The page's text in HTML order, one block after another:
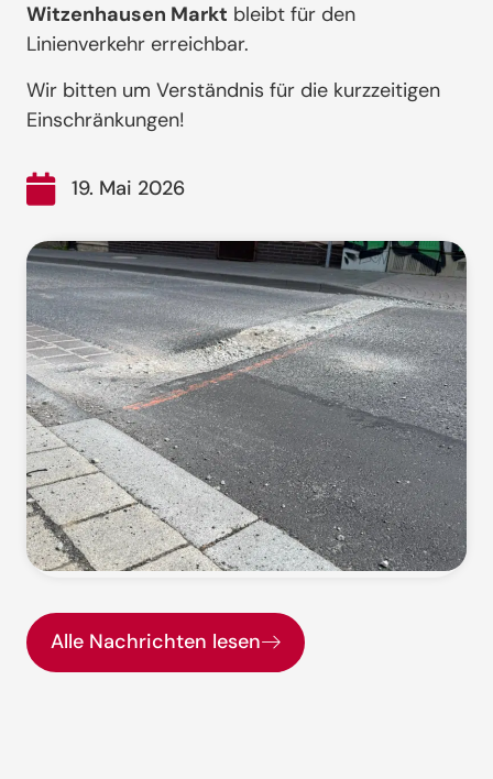
Witzenhausen Markt bleibt für den
Linienverkehr erreichbar.
Wir bitten um Verständnis für die kurzzeitigen
Einschränkungen!
19. Mai 2026
Alle Nachrichten lesen